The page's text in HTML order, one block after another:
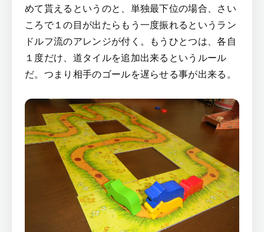
めて貰えるというのと、単独最下位の場合、さい
ころで１の目が出たらもう一度振れるというラン
ドルフ流のアレンジが付く。もうひとつは、各自
１度だけ、道タイルを追加出来るというルール
だ。つまり相手のゴールを遅らせる事が出来る。